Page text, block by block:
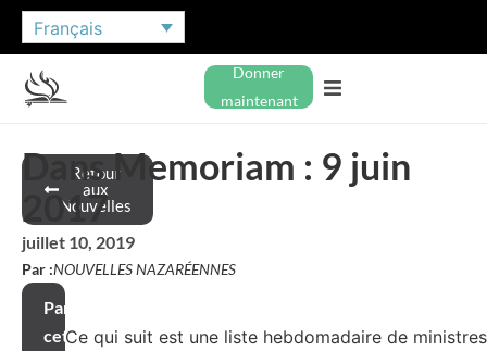
Français
Donner
maintenant
Retour
aux
Nouvelles
Dans Memoriam : 9 juin
2017
juillet 10, 2019
Par :NOUVELLES NAZARÉENNES
Partager
cetCe qui suit est une liste hebdomadaire de